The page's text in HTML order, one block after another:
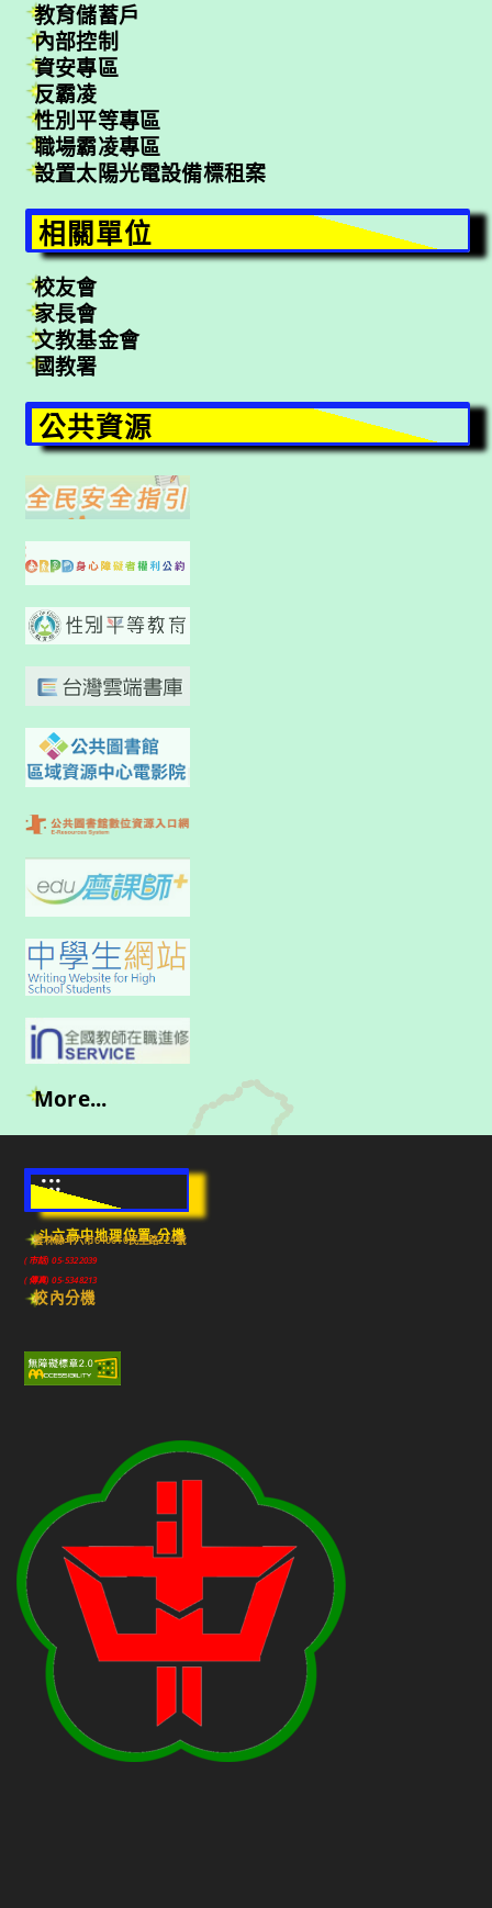
教育儲蓄戶
內部控制
資安專區
反霸凌
性別平等專區
職場霸凌專區
設置太陽光電設備標租案
相關單位
校友會
家長會
文教基金會
國教署
公共資源
More...
:::
斗六高中地理位置-分機
雲林縣斗六市640010民生路224號
(市話) 05-5322039
(傳真) 05-5348213
校內分機